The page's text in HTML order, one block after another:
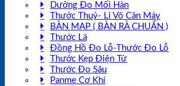
Dưỡng Đo Mối Hàn
Thước Thuỷ- Li Vô Cân Máy
BÀN MAP ( BÀN RÀ CHUẨN )
Thước Lá
Đồng Hồ Đo Lỗ-Thước Đo Lỗ
Thước Kẹp Điện Tử
Thước Đo Sâu
Panme Cơ Khí